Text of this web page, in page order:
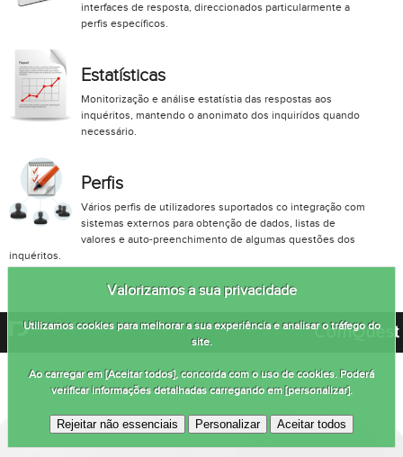
interfaces de resposta, direccionados particularmente a
perfis específicos.
Estatísticas
Monitorização e análise estatístia das respostas aos
inquéritos, mantendo o anonimato dos inquirídos quando
necessário.
Perfis
Vários perfis de utilizadores suportados co integração com
sistemas externos para obtenção de dados, listas de
valores e auto-preenchimento de algumas questões dos
inquéritos.
ComQuest|
Valorizamos a sua privacidade
Utilizamos cookies para melhorar a sua experiência e analisar o tráfego do
site.
Ao carregar em [Aceitar todos], concorda com o uso de cookies. Poderá
verificar informações detalhadas carregando em [personalizar].
Rejeitar não essenciais Personalizar Aceitar todos